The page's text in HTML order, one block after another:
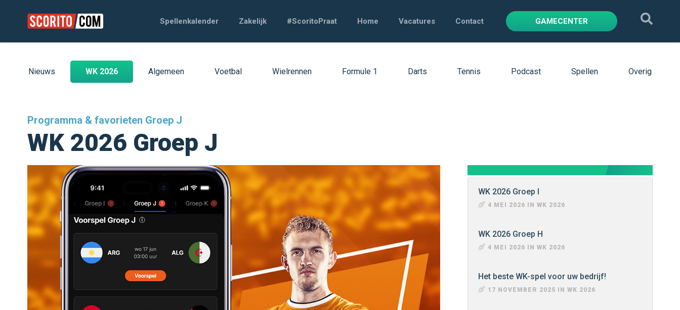
Spellenkalender Zakelijk #ScoritoPraat Home Vacatures Contact GAMECENTER
Nieuws WK 2026 Algemeen Voetbal Wielrennen Formule 1 Darts Tennis Podcast Spellen Overig
Programma & favorieten Groep J
WK 2026 Groep J
WK 2026 Groep I
4 MEI 2026 IN WK 2026
WK 2026 Groep H
4 MEI 2026 IN WK 2026
Het beste WK-spel voor uw bedrijf!
17 NOVEMBER 2025 IN WK 2026